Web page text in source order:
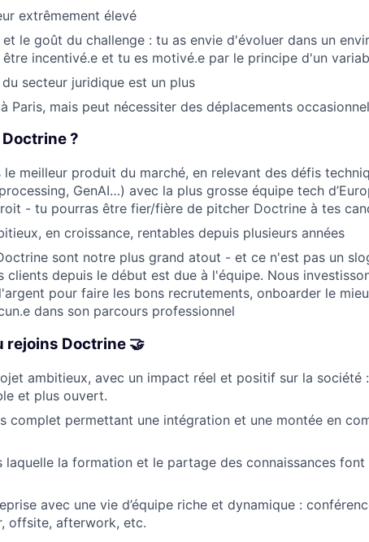
extrêmement élevé
le goût du challenge : tu as envie d'évoluer dans un
incentivé.e et tu es motivé.e par le principe d'un
secteur juridique est un plus
Paris, mais peut nécessiter des déplacements
?
le meilleur produit du marché, en relevant des défis
GenAI…) avec la plus grosse équipe tech
- tu pourras être fier/fière de pitcher Doctrine à tes
en croissance, rentables depuis plusieurs années
sont notre plus grand atout - et ce n'est pas un
clients depuis le début est due à l'équipe. Nous
pour faire les bons recrutements, onboarder le
dans son parcours professionnel
rejoins Doctrine 🤝
ambitieux, avec un impact réel et positif sur la société
et plus ouvert.
complet permettant une intégration et une montée en
laquelle la formation et le partage des connaissances
avec une vie d’équipe riche et dynamique :
offsite, afterwork, etc.